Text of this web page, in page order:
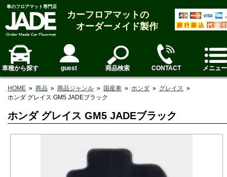
車のフロアマット専門店
カーフロアマットの
オーダーメイド製作
車種から探す guest 商品検索 CONTACT メニュー
HOME » 商品 » 商品ジャンル » 国産車 » ホンダ » グレイス »
ホンダ グレイス GM5 JADEブラック
ホンダ グレイス GM5 JADEブラック